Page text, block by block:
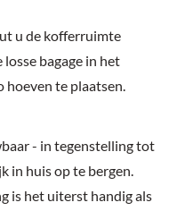
u de kofferruimte
bagage in het
hoeven te plaatsen.
- in tegenstelling tot
in huis op te bergen.
is het uiterst handig als